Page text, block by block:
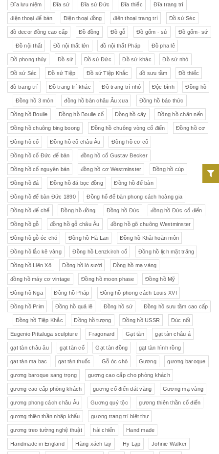
Đĩa lưu niệm Đĩa sứ Đĩa sứ Đức Đĩa thiếc Đĩa trang trí
điện thoại để bàn Điện thoại đồng điên thoại trang trí Đồ sứ Séc
đồ decor đồng cao cấp Đồ đồng Đồ gỗ Đồ gốm - sứ Đồ gốm- sứ
Đồ nội thất Đồ nội thất lớn đồ nội thất Pháp Đồ pha lê
Đồ phong thủy Đồ sứ Đồ sứ Đức Đồ sứ khác Đồ sứ nhỏ
Đồ sứ Séc Đồ sứ Tiệp Đồ sứ Tiệp Khắc đồ sưu tầm Đồ thiếc
đồ trang trí Đồ trang trí khác Đồ trang trí nhỏ Độc bình Đồng hồ
Đồng hồ 3 món đồng hồ bàn châu Âu xưa Đồng hồ báo thức
Đồng hồ Boulle Đồng hồ Boulle cổ Đồng hồ cây Đồng hồ chân nến
Đồng hồ chuông bing boong Đồng hồ chuông vòng cổ điển Đồng hồ cơ
Đồng hồ cổ Đồng hồ cổ châu Âu Đồng hồ cơ cổ
Đồng hồ cổ Đức để bàn đồng hồ cổ Gustav Becker
Đồng hồ cổ nguyên bản đồng hồ cơ Westminster Đồng hồ cúp
Đồng hồ đá Đồng hồ đá bọc đồng Đồng hồ để bàn
Đồng hồ để bàn Đức 1890 Đồng hổ để bàn phong cách hoàng gia
Đồng hồ đế chế Đồng hồ đồng Đồng hồ Đức đồng hồ Đức cổ điển
Đồng hồ gỗ đồng hồ gỗ châu Âu đồng hồ gõ chuông Westminster
Đồng hồ gỗ óc chó Đồng hồ Hà Lan Đồng hồ Khải hoàn môn
Đồng hồ lắc kê vàng Đồng hồ Lenzkirch cổ Đồng hồ lịch mặt trăng
Đồng hồ Liên Xô Đồng hồ lò sưởi Đồng hồ mạ vàng
đồng hồ máy cơ vintage Đồng hồ moon phase Đồng hồ Mỹ
Đồng hồ Nga Đồng hồ Pháp Đồng hồ phong cách Louis XVI
Đồng hồ Prim Đồng hồ quả lê Đồng hồ sứ Đồng hồ sưu tầm cao cấp
Đồng hồ Tiệp Khắc Đồng hồ tượng Đồng hồ USSR Đúc nổi
Eugenio Pittaluga sculpture Fragonard Gạt tàn gạt tàn châu á
gạt tàn châu âu gạt tàn cổ Gạt tàn đồng gạt tàn hình rồng
gạt tàn mạ bạc gạt tàn thuốc Gỗ óc chó Gương gương baroque
gương baroque sang trọng gương cao cấp cho phòng khách
gương cao cấp phòng khách gương cổ điển dát vàng Gương mạ vàng
gương phong cách châu Âu Gương quý tộc gương thiên thần cổ điển
gương thiên thần nhập khẩu gương trang trí biệt thự
gương treo tường nghệ thuật hải chiến Hand made
Handmade in England Hàng xách tay Hy Lạp Johnie Walker